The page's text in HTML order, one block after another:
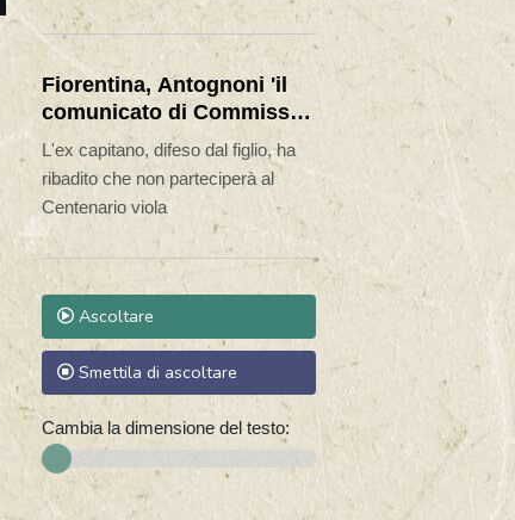
Fiorentina, Antognoni 'il
comunicato di Commisso
mi ha fatto imbestialire'
L'ex capitano, difeso dal figlio, ha
ribadito che non parteciperà al
Centenario viola
Ascoltare
Smettila di ascoltare
Cambia la dimensione del testo: